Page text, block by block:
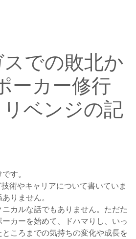
での敗北か
ーカー修行
ベンジの記
す。
術やキャリアについて書いていま
りません。
カルな話でもありません。ただた
カーを始めて、ドハマりし、いっ
ころまでの気持ちの変化や成長を